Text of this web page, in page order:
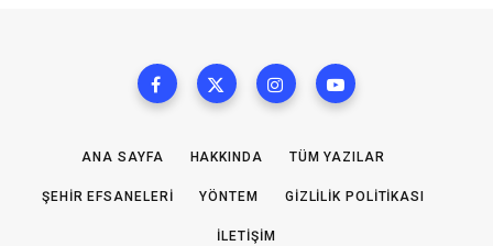
ANA SAYFA HAKKINDA TÜM YAZILAR
ŞEHIR EFSANELERI YÖNTEM GIZLILIK POLITIKASI
İLETIŞIM